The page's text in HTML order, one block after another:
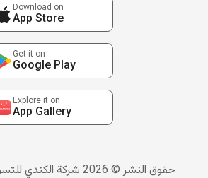
Download on
App Store
Get it on
Google Play
Explore it on
App Gallery
حقوق النشر © 2026 شركة الكندي للتسويق الرقمي PJSC